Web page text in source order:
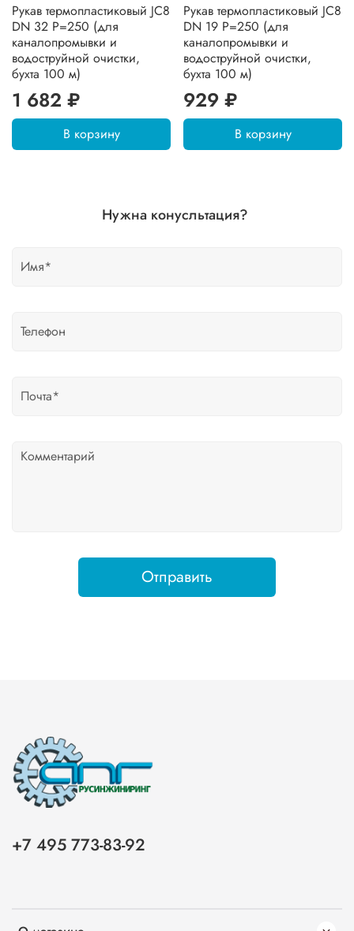
Рукав термопластиковый JC8
DN 32 P=250 (для
каналопромывки и
водоструйной очистки,
бухта 100 м)
1 682 ₽
В корзину
Рукав термопластиковый JC8
DN 19 P=250 (для
каналопромывки и
водоструйной очистки,
бухта 100 м)
929 ₽
В корзину
Нужна конусльтация?
Отправить
+7 495 773-83-92